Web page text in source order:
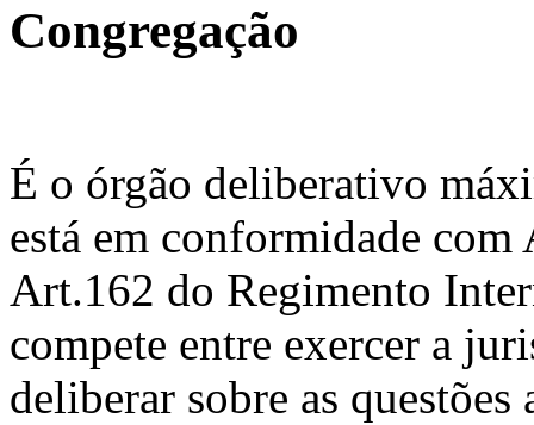
Congregação
É o órgão deliberativo
está em conformidade
Art.162 do Regimento
compete entre exercer a
deliberar sobre as